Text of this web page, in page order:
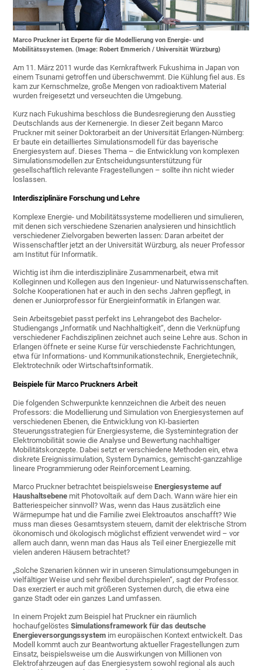
Marco Pruckner ist Experte für die Modellierung von Energie- und
Mobilitätssystemen. (Image: Robert Emmerich / Universität Würzburg)
Am 11. März 2011 wurde das Kernkraftwerk Fukushima in Japan von
einem Tsunami getroffen und überschwemmt. Die Kühlung fiel aus. Es
kam zur Kernschmelze, große Mengen von radioaktivem Material
wurden freigesetzt und verseuchten die Umgebung.
Kurz nach Fukushima beschloss die Bundesregierung den Ausstieg
Deutschlands aus der Kernenergie. In dieser Zeit begann Marco
Pruckner mit seiner Doktorarbeit an der Universität Erlangen-Nürnberg:
Er baute ein detailliertes Simulationsmodell für das bayerische
Energiesystem auf. Dieses Thema – die Entwicklung von komplexen
Simulationsmodellen zur Entscheidungsunterstützung für
gesellschaftlich relevante Fragestellungen – sollte ihn nicht wieder
loslassen.
Interdisziplinäre Forschung und Lehre
Komplexe Energie- und Mobilitätssysteme modellieren und simulieren,
mit denen sich verschiedene Szenarien analysieren und hinsichtlich
verschiedener Zielvorgaben bewerten lassen: Daran arbeitet der
Wissenschaftler jetzt an der Universität Würzburg, als neuer Professor
am Institut für Informatik.
Wichtig ist ihm die interdisziplinäre Zusammenarbeit, etwa mit
Kolleginnen und Kollegen aus den Ingenieur- und Naturwissenschaften.
Solche Kooperationen hat er auch in den sechs Jahren gepflegt, in
denen er Juniorprofessor für Energieinformatik in Erlangen war.
Sein Arbeitsgebiet passt perfekt ins Lehrangebot des Bachelor-
Studiengangs „Informatik und Nachhaltigkeit“, denn die Verknüpfung
verschiedener Fachdisziplinen zeichnet auch seine Lehre aus. Schon in
Erlangen öffnete er seine Kurse für verschiedenste Fachrichtungen,
etwa für Informations- und Kommunikationstechnik, Energietechnik,
Elektrotechnik oder Wirtschaftsinformatik.
Beispiele für Marco Pruckners Arbeit
Die folgenden Schwerpunkte kennzeichnen die Arbeit des neuen
Professors: die Modellierung und Simulation von Energiesystemen auf
verschiedenen Ebenen, die Entwicklung von KI-basierten
Steuerungsstrategien für Energiesysteme, die Systemintegration der
Elektromobilität sowie die Analyse und Bewertung nachhaltiger
Mobilitätskonzepte. Dabei setzt er verschiedene Methoden ein, etwa
diskrete Ereignissimulation, System Dynamics, gemischt-ganzzahlige
lineare Programmierung oder Reinforcement Learning.
Marco Pruckner betrachtet beispielsweiseEnergiesysteme auf
Haushaltsebene mit Photovoltaik auf dem Dach. Wann wäre hier ein
Batteriespeicher sinnvoll? Was, wenn das Haus zusätzlich eine
Wärmepumpe hat und die Familie zwei Elektroautos anschafft? Wie
muss man dieses Gesamtsystem steuern, damit der elektrische Strom
ökonomisch und ökologisch möglichst effizient verwendet wird – vor
allem auch dann, wenn man das Haus als Teil einer Energiezelle mit
vielen anderen Häusern betrachtet?
„Solche Szenarien können wir in unseren Simulationsumgebungen in
vielfältiger Weise und sehr flexibel durchspielen“, sagt der Professor.
Das exerziert er auch mit größeren Systemen durch, die etwa eine
ganze Stadt oder ein ganzes Land umfassen.
In einem Projekt zum Beispiel hat Pruckner ein räumlich
hochaufgelöstesSimulationsframework für das deutsche
Energieversorgungssystem im europäischen Kontext entwickelt. Das
Modell kommt auch zur Beantwortung aktueller Fragestellungen zum
Einsatz, beispielsweise um die Auswirkungen von Millionen von
Elektrofahrzeugen auf das Energiesystem sowohl regional als auch